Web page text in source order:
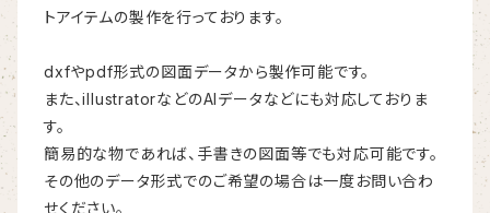
トアイテムの製作を行っております。
dxfやpdf形式の図面データから製作可能です。
また、illustratorなどのAIデータなどにも対応しておりま
す。
簡易的な物であれば、手書きの図面等でも対応可能です。
その他のデータ形式でのご希望の場合は一度お問い合わ
せください。